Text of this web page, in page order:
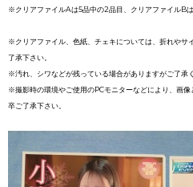
※クリアファイルAは5品中の2品目、クリアファイルB
※クリアファイル、色紙、チェキについては、折れやサ
了承下さい。
※汚れ、シワなどが残っている場合がありますがご了承く
※撮影時の環境やご使用のPCモニターなどにより、画
卒ご了承下さい。